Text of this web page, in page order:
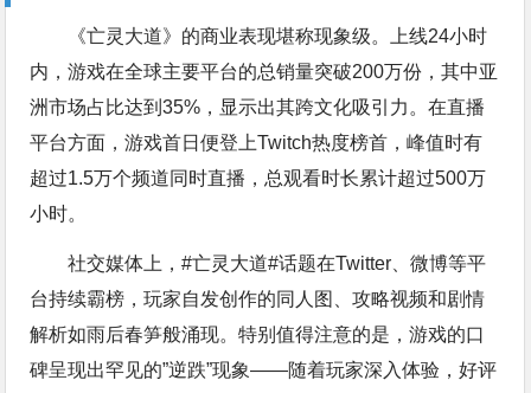
《亡灵大道》的商业表现堪称现象级。上线24小时
内，游戏在全球主要平台的总销量突破200万份，其中亚
洲市场占比达到35%，显示出其跨文化吸引力。在直播
平台方面，游戏首日便登上Twitch热度榜首，峰值时有
超过1.5万个频道同时直播，总观看时长累计超过500万
小时。
社交媒体上，#亡灵大道#话题在Twitter、微博等平
台持续霸榜，玩家自发创作的同人图、攻略视频和剧情
解析如雨后春笋般涌现。特别值得注意的是，游戏的口
碑呈现出罕见的”逆跌”现象——随着玩家深入体验，好评